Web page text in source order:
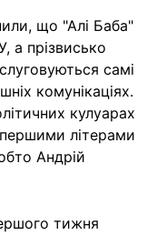
що "Алі Баба"
а прізвисько
самі
комунікаціях.
кулуарах
літерами
Андрій
тижня